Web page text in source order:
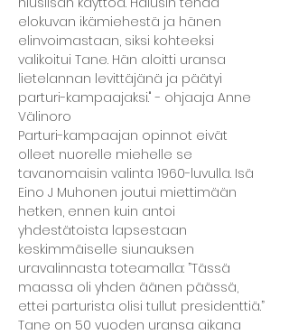
elokuvan ikämiehestä ja hänen
elinvoimastaan, siksi kohteeksi
valikoitui Tane. Hän aloitti uransa
lietelannan levittäjänä ja päätyi
parturi-kampaajaksi." - ohjaaja Anne
Välinoro
Parturi-kampaajan opinnot eivät
olleet nuorelle miehelle se
tavanomaisin valinta 1960-luvulla. Isä
Eino J Muhonen joutui miettimään
hetken, ennen kuin antoi
yhdestätoista lapsestaan
keskimmäiselle siunauksen
uravalinnasta toteamalla: ”Tässä
maassa oli yhden äänen päässä,
ettei parturista olisi tullut presidenttiä.”
Tane on 50 vuoden uransa aikana